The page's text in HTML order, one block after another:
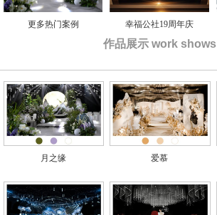
更多热门案例 幸福公社19周年庆
作品展示 work shows
月之缘 爱慕